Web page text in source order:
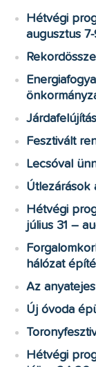
Hétvégi
augusztus 7-
Fesztivált
Lecsóval
Útlezárások
Hétvégi
július 31 –
hálózat
Az
Új óvoda
Hétvégi